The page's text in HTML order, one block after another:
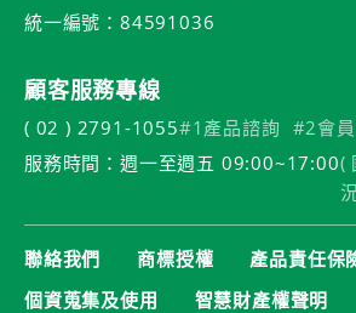
統一編號：84591036
顧客服務專線
( 02 ) 2791-1055#1產品諮詢 #2會
服務時間：週一至週五 09:00~17:00(
聯絡我們 商標授權
產品責任保
個資蒐集及使用
智慧財產權聲明